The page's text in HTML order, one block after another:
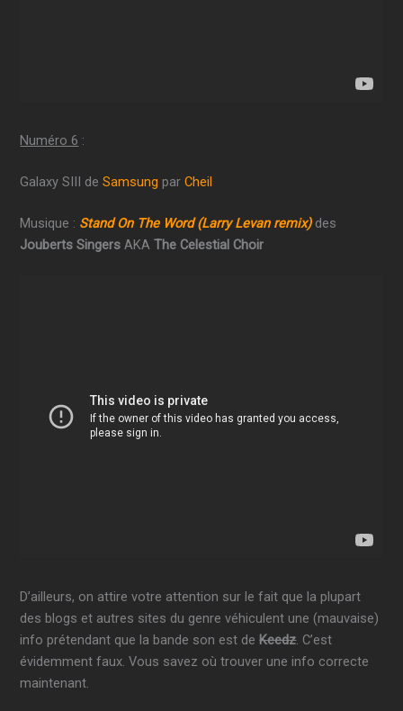
Numéro 6 :
Galaxy SIII deSamsung parCheil
Musique : Stand On The Word (Larry Levan remix)des
Jouberts Singers AKAThe Celestial Choir
D’ailleurs, on attire votre attention sur le fait que la plupart
des blogs et autres sites du genre véhiculent une (mauvaise)
info prétendant que la bande son est deKeedz. C’est
évidemment faux. Vous savez où trouver une info correcte
maintenant.